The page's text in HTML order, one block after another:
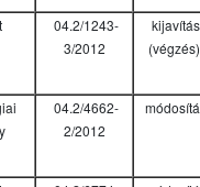
04.2/1243-
3/2012
kijavítás
(végzés)
04.2/4662-
2/2012